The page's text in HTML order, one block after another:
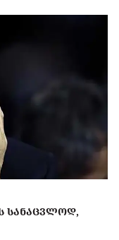
ᲡᲐᲜᲐᲪᲕᲚᲝᲓ,